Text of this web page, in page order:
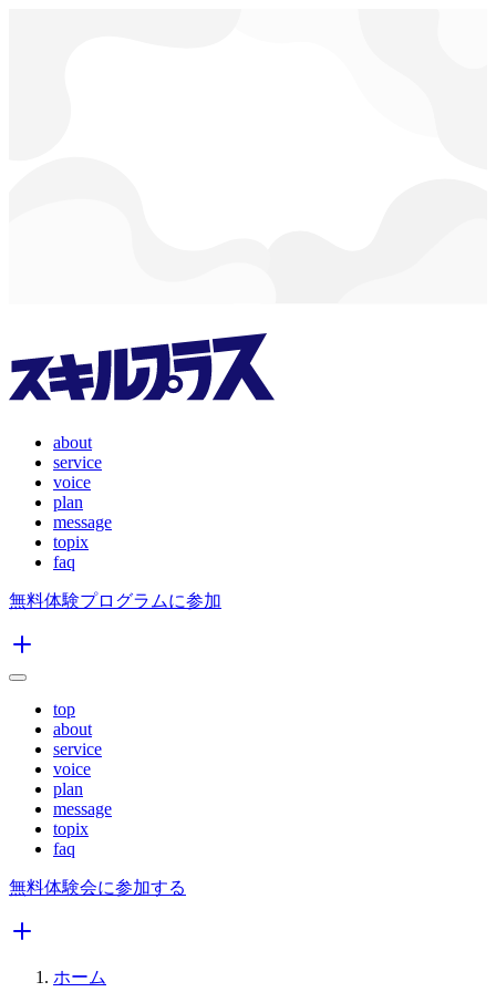
about
service
voice
plan
message
topix
faq
無料体験プログラムに参加
top
about
service
voice
plan
message
topix
faq
無料体験会に参加する
ホーム